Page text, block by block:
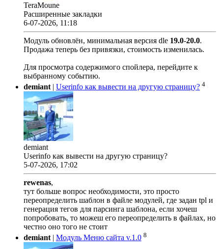
TeraMoune
Расширенные закладки
6-07-2026, 11:18
Модуль обновлён, минимальная версия dle 19.0-20.0.
Продажа теперь без привязки, стоимость изменилась.
Для просмотра содержимого спойлера, перейдите к
выбранному событию.
demiant | Userinfo как вывести на другую страницу? 4
demiant
Userinfo как вывести на другую страницу?
5-07-2026, 17:02
rewenas,
тут больше вопрос необходимости, это просто
переопределить шаблон в файле модулей, где задан tpl и
генерация тегов для парсинга шаблона, если хочеш
попробовать, то можеш его переопределить в файлах, но
честно оно того не стоит
demiant | Модуль Меню сайта v.1.0 8